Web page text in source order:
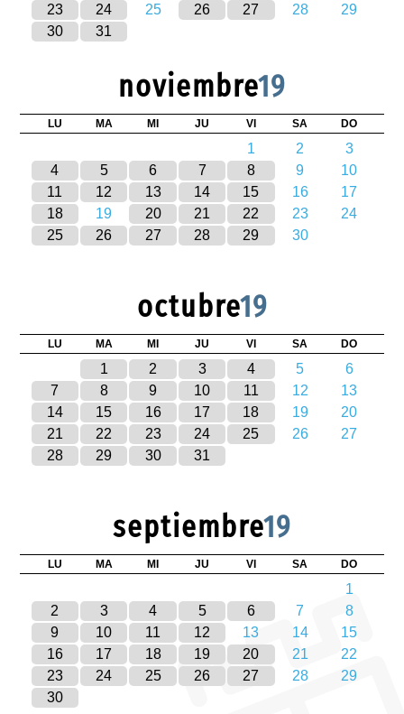
23
24 25 26 27 28
29
30
31
noviembre19
LU MA MI JU VI SA DO
1 2
3
4
5 6 7 8 9
10
11
12 13 14 15 16
17
18
19 20 21 22 23
24
25
26 27 28 29 30
octubre19
LU MA MI JU VI SA DO
1 2 3 4 5
6
7
8 9 10 11 12
13
14
15 16 17 18 19
20
21
22 23 24 25 26
27
28
29 30 31
septiembre19
LU MA MI JU VI SA DO
1
2
3 4 5 6 7
8
9
10 11 12 13 14
15
16
17 18 19 20 21
22
23
24 25 26 27 28
29
30